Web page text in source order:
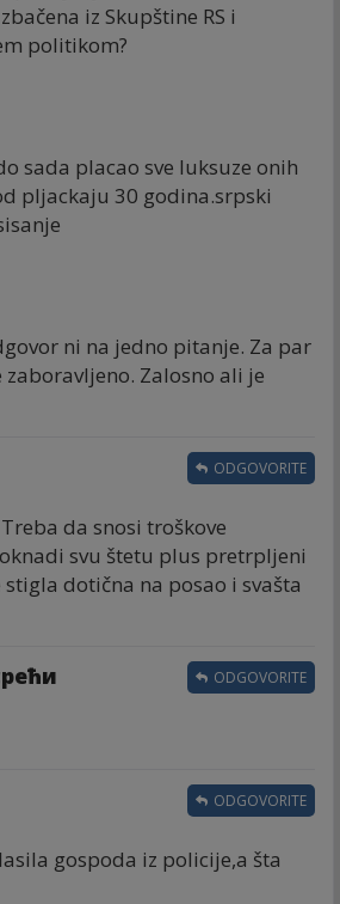
iz Skupštine RS i
politikom?
sada placao sve luksuze onih
pljackaju 30 godina.srpski
ni na jedno pitanje. Za par
zaboravljeno. Zalosno ali je
da snosi troškove
svu štetu plus pretrpljeni
dotična na posao i svašta
ODGOVORITE
ODGOVORITE
gospoda iz policije,a šta
ODGOVORITE